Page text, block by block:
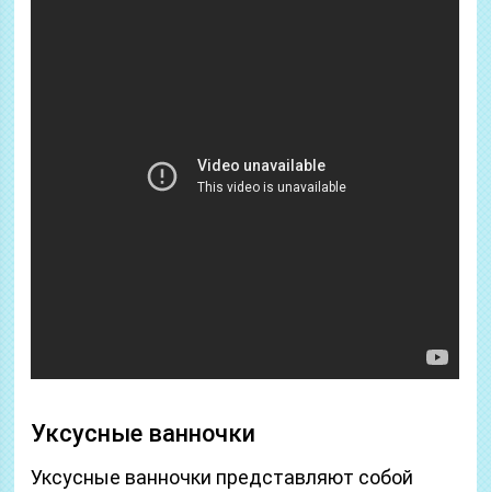
Уксусные ванночки
Уксусные ванночки представляют собой